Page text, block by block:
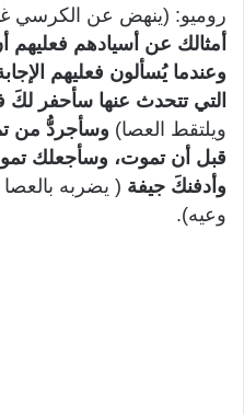
روميو: (ينهض عن الكرسي
أمثالك عن أسيادهم فعليهم
وعندما يُسألون فعليهم
التي تتحدث عنها سأحفر لكَ
ويلتقط العصا) وسأجردُّ من
قبل أن تموت، وسأجعلك
وأدفنكَ جيفة ( يضربه
وعيه).